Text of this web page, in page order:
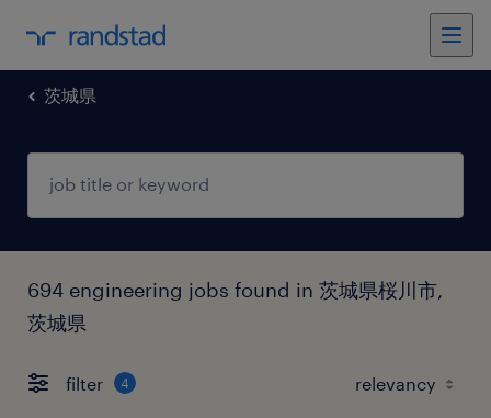
茨城県
694 engineering jobs found in 茨城県桜川市,
茨城県
filter 4